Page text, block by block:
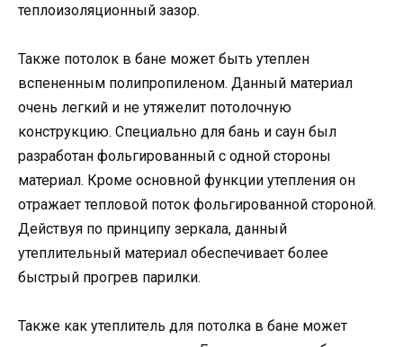
теплоизоляционный зазор.
Также потолок в бане может быть утеплен
вспененным полипропиленом. Данный материал
очень легкий и не утяжелит потолочную
конструкцию. Специально для бань и саун был
разработан фольгированный с одной стороны
материал. Кроме основной функции утепления он
отражает тепловой поток фольгированной стороной.
Действуя по принципу зеркала, данный
утеплительный материал обеспечивает более
быстрый прогрев парилки.
Также как утеплитель для потолка в бане может